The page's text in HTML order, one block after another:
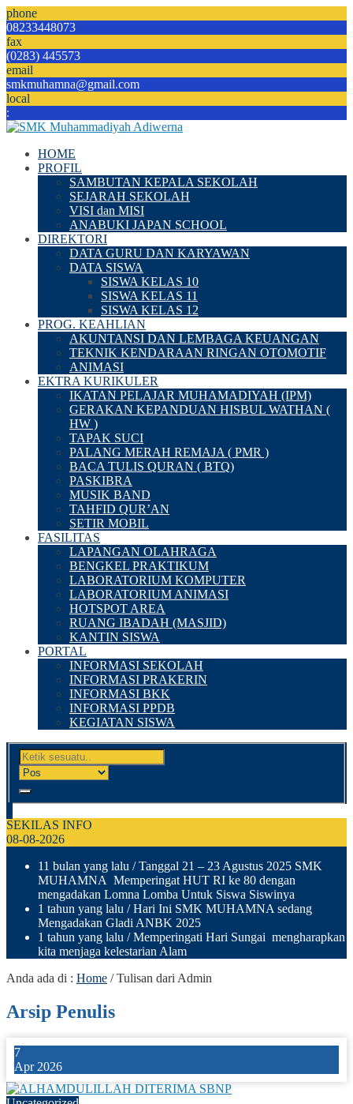
phone
08233448073
fax
(0283) 445573
email
smkmuhamna@gmail.com
local
:
HOME
PROFIL
SAMBUTAN KEPALA SEKOLAH
SEJARAH SEKOLAH
VISI dan MISI
ANABUKI JAPAN SCHOOL
DIREKTORI
DATA GURU DAN KARYAWAN
DATA SISWA
SISWA KELAS 10
SISWA KELAS 11
SISWA KELAS 12
PROG. KEAHLIAN
AKUNTANSI DAN LEMBAGA KEUANGAN
TEKNIK KENDARAAN RINGAN OTOMOTIF
ANIMASI
EKTRA KURIKULER
IKATAN PELAJAR MUHAMADIYAH (IPM)
GERAKAN KEPANDUAN HISBUL WATHAN (
HW )
TAPAK SUCI
PALANG MERAH REMAJA ( PMR )
BACA TULIS QURAN ( BTQ)
PASKIBRA
MUSIK BAND
TAHFID QUR’AN
SETIR MOBIL
FASILITAS
LAPANGAN OLAHRAGA
BENGKEL PRAKTIKUM
LABORATORIUM KOMPUTER
LABORATORIUM ANIMASI
HOTSPOT AREA
RUANG IBADAH (MASJID)
KANTIN SISWA
PORTAL
INFORMASI SEKOLAH
INFORMASI PRAKERIN
INFORMASI BKK
INFORMASI PPDB
KEGIATAN SISWA
SEKILAS INFO
08-08-2026
11 bulan yang lalu / Tanggal 21 – 23 Agustus 2025 SMK
MUHAMNA Memperingat HUT RI ke 80 dengan
mengadakan Lomna Lomba Untuk Siswa Siswinya
1 tahun yang lalu / Hari Ini SMK MUHAMNA sedang
Mengadakan Gladi ANBK 2025
1 tahun yang lalu / Memperingati Hari Sungai mengharapkan
kita menjaga kelestarian Alam
Anda ada di : Home /Tulisan dari Admin
Arsip Penulis
7
Apr 2026